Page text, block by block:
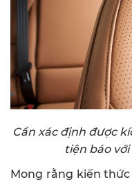
Cần xác định được
tiện báo
Mong rằng kiến thức